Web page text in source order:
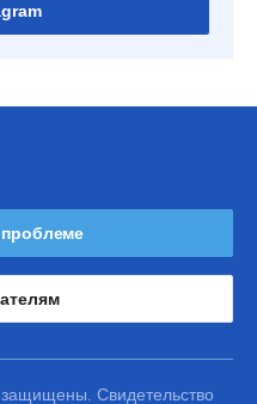
Свидетельство